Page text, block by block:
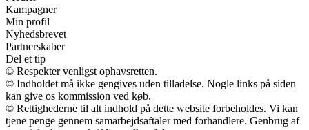
Kampagner
Min profil
Nyhedsbrevet
Partnerskaber
Del et tip
© Respekter venligst ophavsretten.
© Indholdet må ikke gengives uden tilladelse. Nogle links på siden
kan give os kommission ved køb.
© Rettighederne til alt indhold på dette website forbeholdes. Vi kan
tjene penge gennem samarbejdsaftaler med forhandlere. Genbrug af